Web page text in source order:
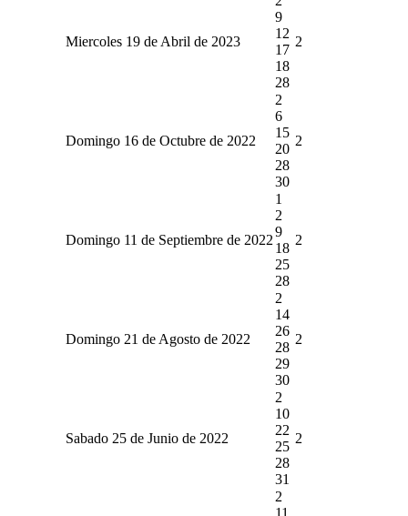
Miercoles 19 de Abril de 2023
9
12
17
18
28
2
Domingo 16 de Octubre de 2022
2
6
15
20
28
30
2
Domingo 11 de Septiembre de 2022
1
2
9
18
25
28
2
Domingo 21 de Agosto de 2022
2
14
26
28
29
30
2
Sabado 25 de Junio de 2022
2
10
22
25
28
31
2
2
11